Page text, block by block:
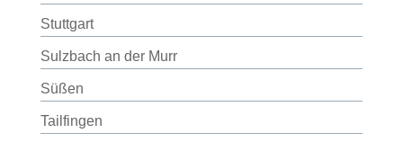
Stuttgart
Sulzbach an der Murr
Süßen
Tailfingen